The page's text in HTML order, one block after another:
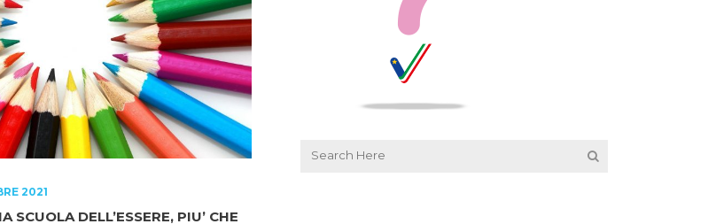
2021
SCUOLA DELL’ESSERE, PIU’ CHE